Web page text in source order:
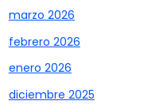
marzo 2026
febrero 2026
enero 2026
diciembre 2025